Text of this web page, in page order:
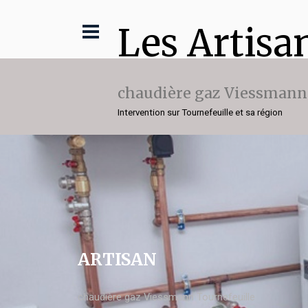
Les
chaudière gaz Viessmann
Intervention sur Tournefeuille et sa région
ARTISAN
chaudière gaz Viessmann Tournefeuille